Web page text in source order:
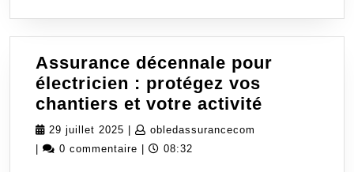
Assurance décennale pour
électricien : protégez vos
chantiers et votre activité
29 juillet 2025 29
juillet
| obledassurancecom
|
0 commentaire | 08:32